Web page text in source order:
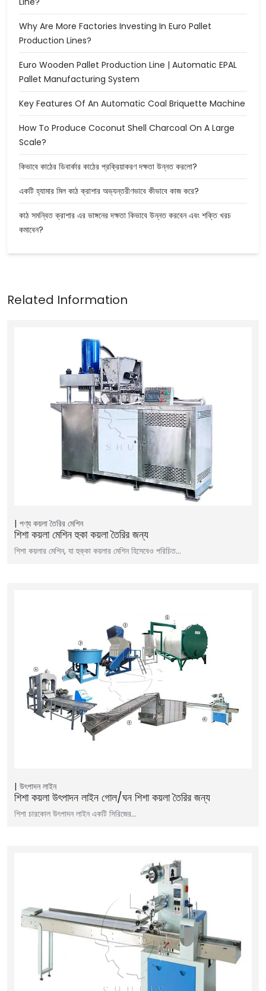
Why Are More Factories Investing In Euro Pallet
Production Lines?
Euro Wooden Pallet Production Line | Automatic EPAL
Pallet Manufacturing System
Key Features Of An Automatic Coal Briquette Machine
How To Produce Coconut Shell Charcoal On A Large
Scale?
কিভাবে কাঠের ডিবার্কার কাঠের প্রক্রিয়াকরণ দক্ষতা উন্নত করলো?
একটি হ্যামার মিল কাঠ ক্রাশার অভ্যন্তরীণভাবে কীভাবে কাজ করে?
কাঠ সমন্বিত ক্রাশার এর ভাঙ্গনের দক্ষতা কিভাবে উন্নত করবেন এবং শক্তি খরচ
কমাবেন?
পণ্য কয়লা তৈরির মেশিন
শিশা কয়লা মেশিন হুকা কয়লা তৈরির জন্য
শিশা কয়লার মেশিন, যা হুক্কা কয়লার মেশিন হিসেবেও পরিচিত…
উৎপাদন লাইন
শিশা কয়লা উৎপাদন লাইন গোল/ঘন শিশা কয়লা তৈরির জন্য
শিশা চারকোল উৎপাদন লাইন একটি সিরিজের…